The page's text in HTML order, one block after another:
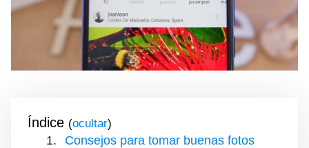
Índice ( )
Consejos para tomar buenas fotos